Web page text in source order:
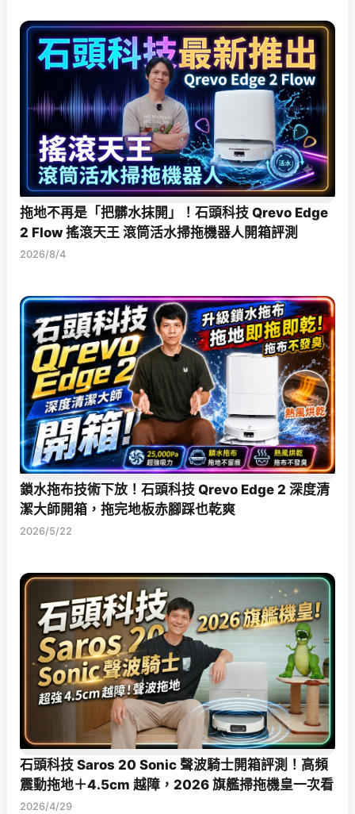
拖地不再是「把髒水抹開」！石頭科技 Qrevo Edge
2 Flow 搖滾天王 滾筒活水掃拖機器人開箱評測
2026/8/4
鎖水拖布技術下放！石頭科技 Qrevo Edge 2 深度清
潔大師開箱，拖完地板赤腳踩也乾爽
2026/5/22
石頭科技 Saros 20 Sonic 聲波騎士開箱評測！高頻
震動拖地＋4.5cm 越障，2026 旗艦掃拖機皇一次看
2026/4/29